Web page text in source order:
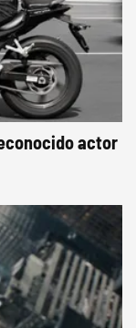
actor